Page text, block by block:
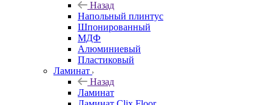
Назад
Напольный плинтус
Шпонированный
МДФ
Алюминиевый
Пластиковый
Ламинат
Назад
Ламинат